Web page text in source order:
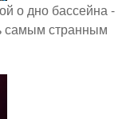
о дно бассейна -
самым странным